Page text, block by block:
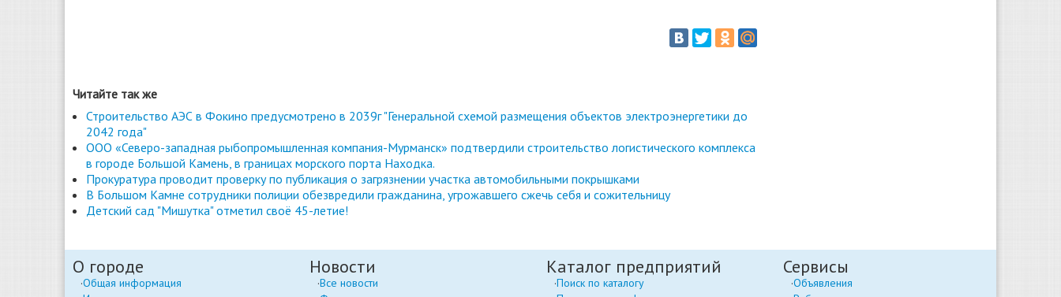
Читайте так же
Строительство АЭС в Фокино предусмотрено в 2039г "Генеральной схемой размещения объектов электроэнергетики до
2042 года"
ООО «Северо-западная рыбопромышленная компания-Мурманск» подтвердили строительство логистического комплекса
в городе Большой Камень, в границах морского порта Находка.
Прокуратура проводит проверку по публикация о загрязнении участка автомобильными покрышками
В Большом Камне сотрудники полиции обезвредили гражданина, угрожавшего сжечь себя и сожительницу
Детский сад "Мишутка" отметил своё 45-летие!
О городе
Общая информация
Новости
Все новости
Каталог предприятий
Поиск по каталогу
Сервисы
Объявления